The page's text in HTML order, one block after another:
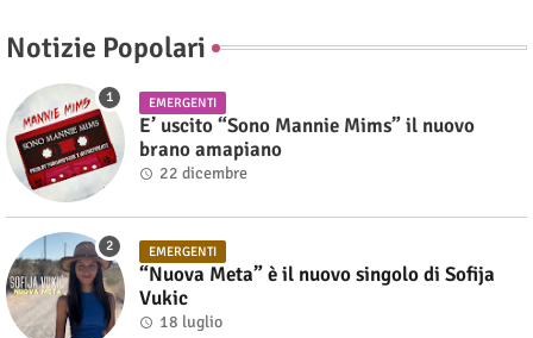
Notizie Popolari
EMERGENTI
E’ uscito “Sono Mannie Mims” il nuovo
brano amapiano
22 dicembre
EMERGENTI
“Nuova Meta” è il nuovo singolo di Sofija
Vukic
18 luglio